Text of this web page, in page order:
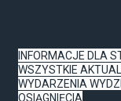
INFORMACJE DLA
WSZYSTKIE
WYDARZENIA
OSIĄGNIĘCIA